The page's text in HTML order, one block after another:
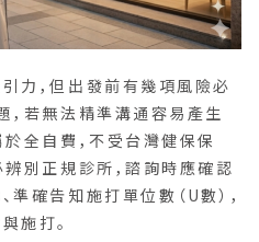
力，但出發前有幾項風險必
，若無法精準溝通容易產生
全自費，不受台灣健保保
別正規診所，諮詢時應確認
確告知施打單位數（U數），
施打。